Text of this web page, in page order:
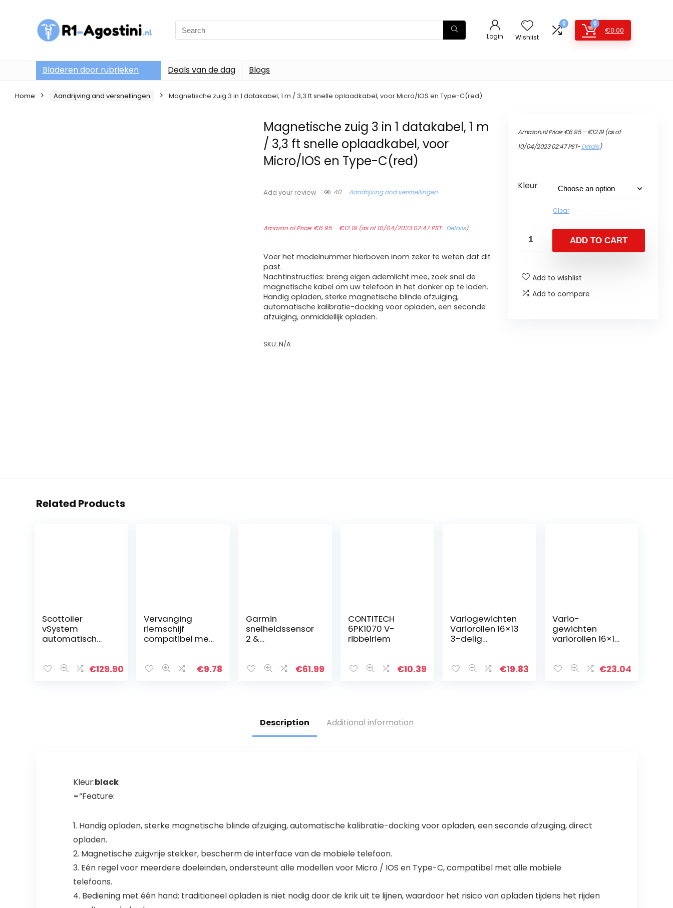
Search
for:
Login Wishlist
0 0
€0.00
Bladeren door rubrieken Deals van de dag Blogs
Home Aandrijving and versnellingen Magnetische zuig 3 in 1 datakabel, 1 m / 3,3 ft snelle oplaadkabel, voor Micro/IOS en Type-C(red)
Magnetische zuig 3 in 1 datakabel, 1 m
/ 3,3 ft snelle oplaadkabel, voor
Micro/IOS en Type-C(red)
Add your review 40 Aandrijving and versnellingen
Amazon.nl Price:€6.95 – €12.19range:
€12.19
(as of 10/04/2023 02:47 PST- Details)
Voer het modelnummer hierboven inom zeker te weten dat dit
past.
Nachtinstructies: breng eigen ademlicht mee, zoek snel de
magnetische kabel om uw telefoon in het donker op te laden.
Handig opladen, sterke magnetische blinde afzuiging,
automatische kalibratie-docking voor opladen, een seconde
afzuiging, onmiddellijk opladen.
SKU:N/A
Amazon.nl Price:€6.95 – €12.19
Price
range:
(as of
10/04/2023 02:47 PST-Details)
Kleur
Clear
ADD TO CART
Add to wishlist
Add to compare
Related Products
Scottoiler
vSystem
automatisch
alle
€129.90
Vervanging
riemschijf
compatibel met
Speedfight 4 50
€9.78
Garmin
snelheidssensor
2 &
meting en
ANT+ of…
€61.99
CONTITECH
6PK1070 V-
ribbelriem
€10.39
Variogewichten
Variorollen 16×13
3-delig
gewichten
€19.83
Vario-
gewichten
variorollen 16×13
Variomatic-
€23.04
Description Additional information
Kleur:black
=“Feature:
1. Handig opladen, sterke magnetische blinde afzuiging, automatische kalibratie-docking voor opladen, een seconde afzuiging, direct
opladen.
2. Magnetische zuigvrije stekker, bescherm de interface van de mobiele telefoon.
3. Eén regel voor meerdere doeleinden, ondersteunt alle modellen voor Micro / IOS en Type-C, compatibel met alle mobiele
telefoons.
4. Bediening met één hand: traditioneel opladen is niet nodig door de krik uit te lijnen, waardoor het risico van opladen tijdens het rijden